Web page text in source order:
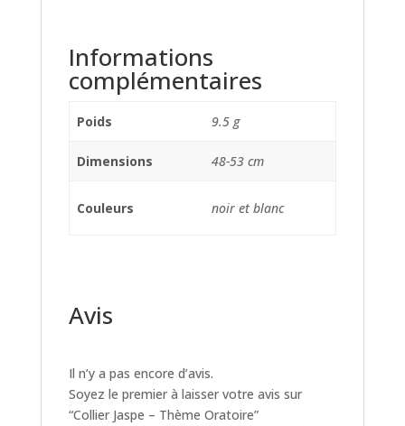
Informations
complémentaires
Poids 9.5 g
Dimensions 48-53 cm
Couleurs noir et blanc
Avis
Il n’y a pas encore d’avis.
Soyez le premier à laisser votre avis sur
“Collier Jaspe – Thème Oratoire”